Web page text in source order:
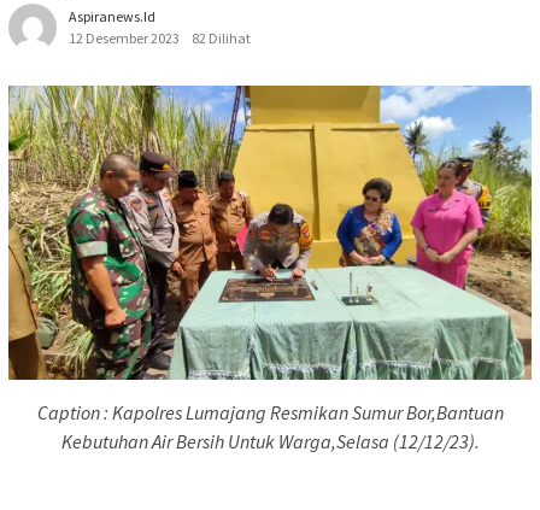
Aspiranews.id
12 Desember 2023
82 Dilihat
Caption : Kapolres Lumajang Resmikan Sumur Bor,Bantuan
Kebutuhan Air Bersih Untuk Warga,Selasa (12/12/23).